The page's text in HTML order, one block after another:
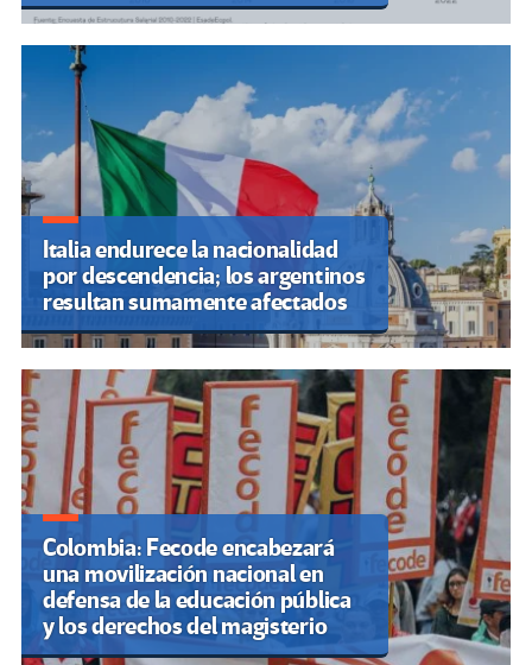
Italia endurece la nacionalidad
por descendencia; los argentinos
resultan sumamente afectados
Colombia: Fecode encabezará
una movilización nacional en
defensa de la educación pública
y los derechos del magisterio